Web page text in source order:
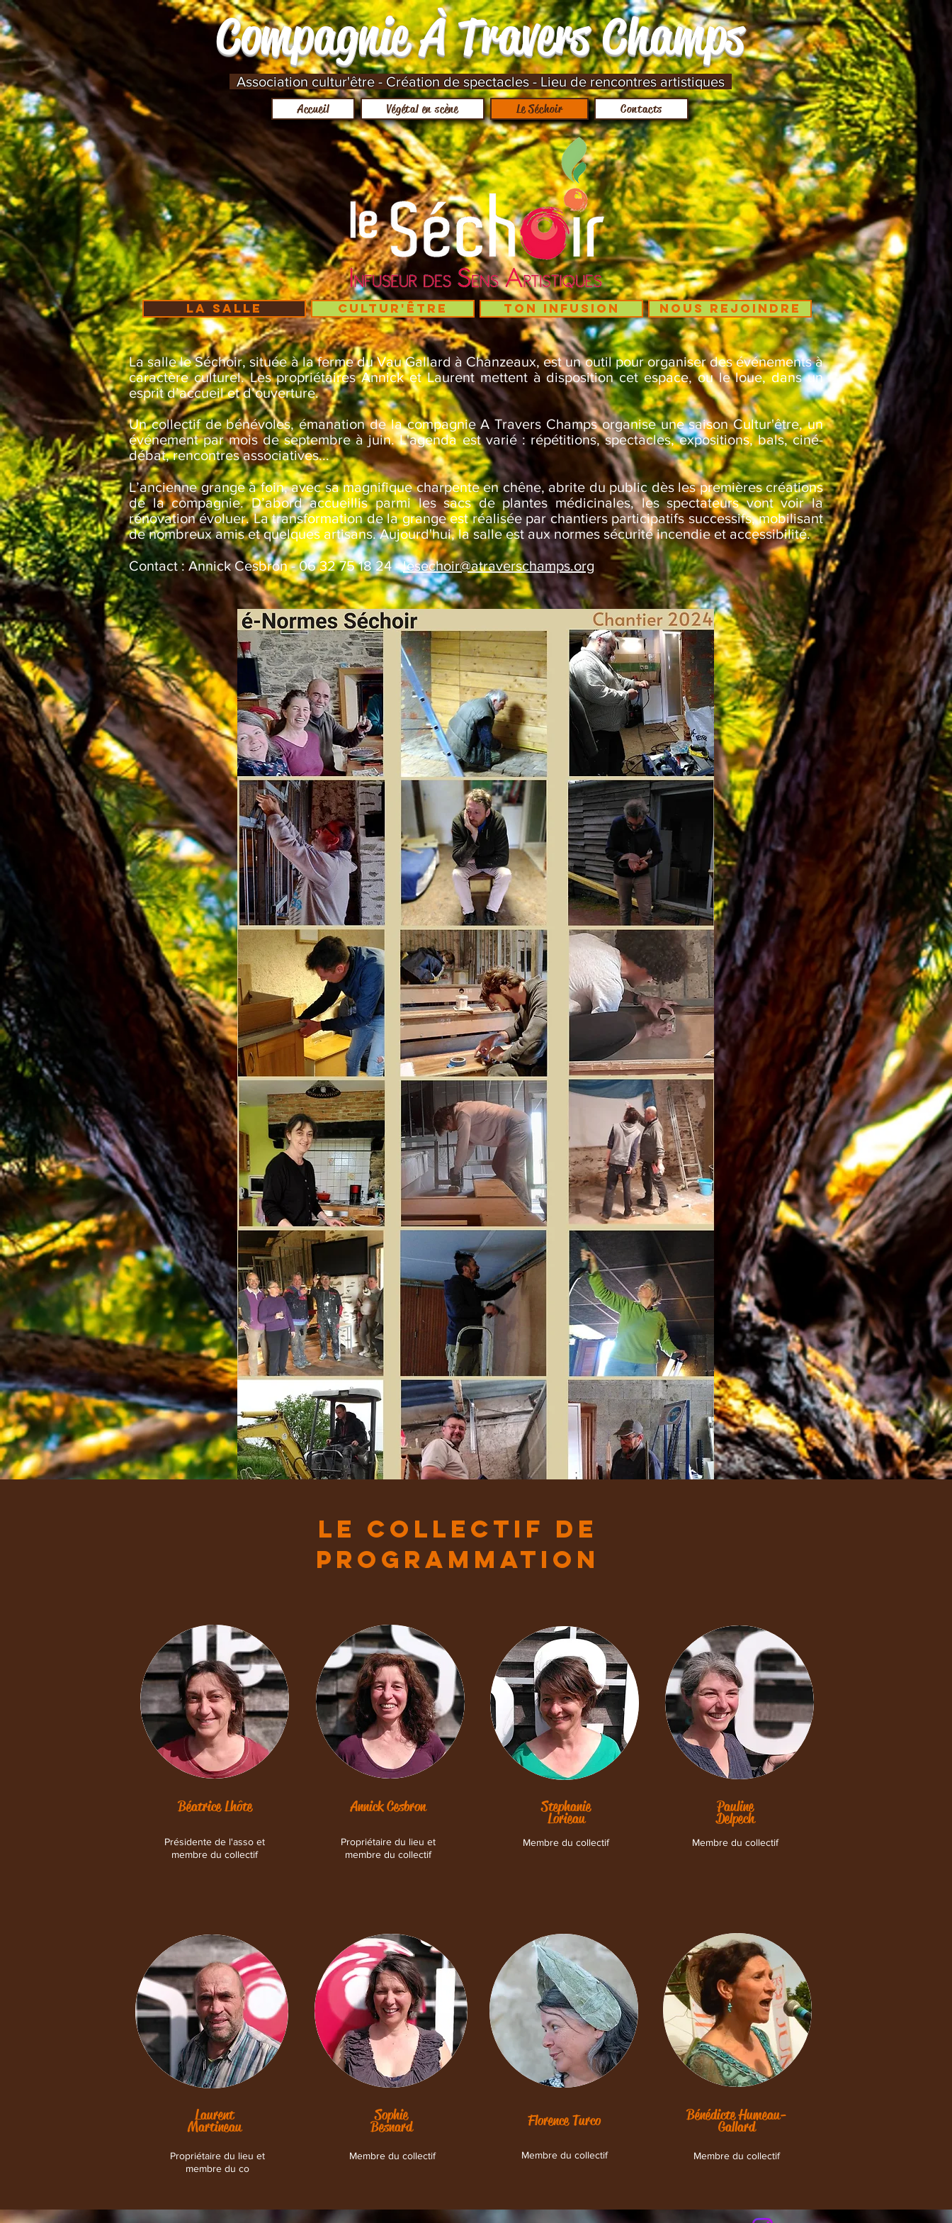
Compagnie À Travers Champs
Association cultur'être - Création de spectacles - Lieu de rencontres artistiques
Accueil Végétal en scène Le Séchoir Contacts
La Salle Cultur'être Nous rejoindre
Ton infusion
La salle le Séchoir, située à la ferme du Vau Gallard à Chanzeaux, est un outil pour organiser des événements à
caractère culturel. Les propriétaires Annick et Laurent mettent à disposition cet espace, ou le loue, dans un
esprit d’accueil et d’ouverture.
Un collectif de bénévoles, émanation de la compagnie A Travers Champs organise une saison Cultur'être, un
événement par mois de septembre à juin. L'agenda est varié : répétitions, spectacles, expositions, bals, ciné-
débat, rencontres associatives...
L’ancienne grange à foin, avec sa magnifique charpente en chêne, abrite du public dès les premières créations
de la compagnie. D’abord accueillis parmi les sacs de plantes médicinales, les spectateurs vont voir la
rénovation évoluer. La transformation de la grange est réalisée par chantiers participatifs successifs, mobilisant
de nombreux amis et quelques artisans. Aujourd'hui, la salle est aux normes sécurité incendie et accessibilité.
Contact : Annick Cesbron - 06 32 75 18 24 -lesechoir@atraverschamps.org
Le collectif de
programmation
Béatrice Lhôte
Présidente de l'asso et
membre du collectif
Annick Cesbron
Propriétaire du lieu et
membre du collectif
Stephanie
Lorieau
Membre du collectif
Pauline
Delpech
Membre du collectif
Laurent
Martineau
Propriétaire du lieu et
membre du co
Sophie
Besnard
Membre du collectif
Florence Turco
Membre du collectif
Bénédicte Humeau-
Gallard
Membre du collectif